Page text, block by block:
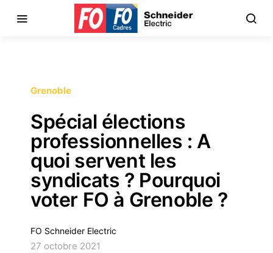
Grenoble
Spécial élections
professionnelles : A
quoi servent les
syndicats ? Pourquoi
voter FO à Grenoble ?
FO Schneider Electric
27 octobre 2021